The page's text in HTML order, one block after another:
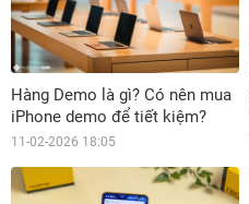
Hàng Demo là gì? Có nên mua
iPhone demo để tiết kiệm?
11-02-2026 18:05